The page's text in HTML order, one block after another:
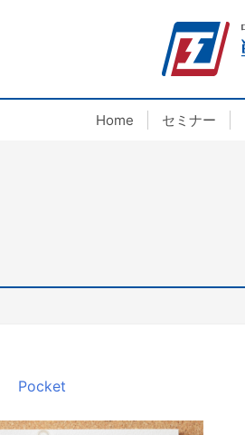
Home セミナー
Pocket